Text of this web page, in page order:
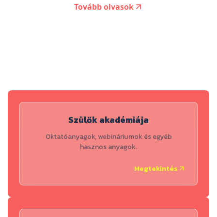
Tovább olvasok
Szülők akadémiája
Oktatóanyagok, webináriumok és egyéb
hasznos anyagok.
Megtekintés